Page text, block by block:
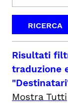
Risultati
traduzione
Mostra Tutti